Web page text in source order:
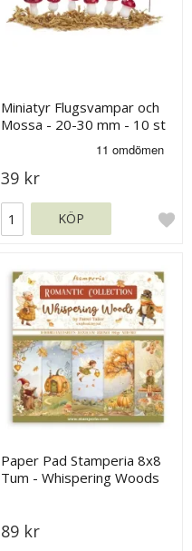
Miniatyr Flugsvampar och
Mossa - 20-30 mm - 10 st
39 kr
KÖP
Paper Pad Stamperia 8x8
Tum - Whispering Woods
89 kr